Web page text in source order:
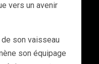
vers un avenir
de son vaisseau
son équipage